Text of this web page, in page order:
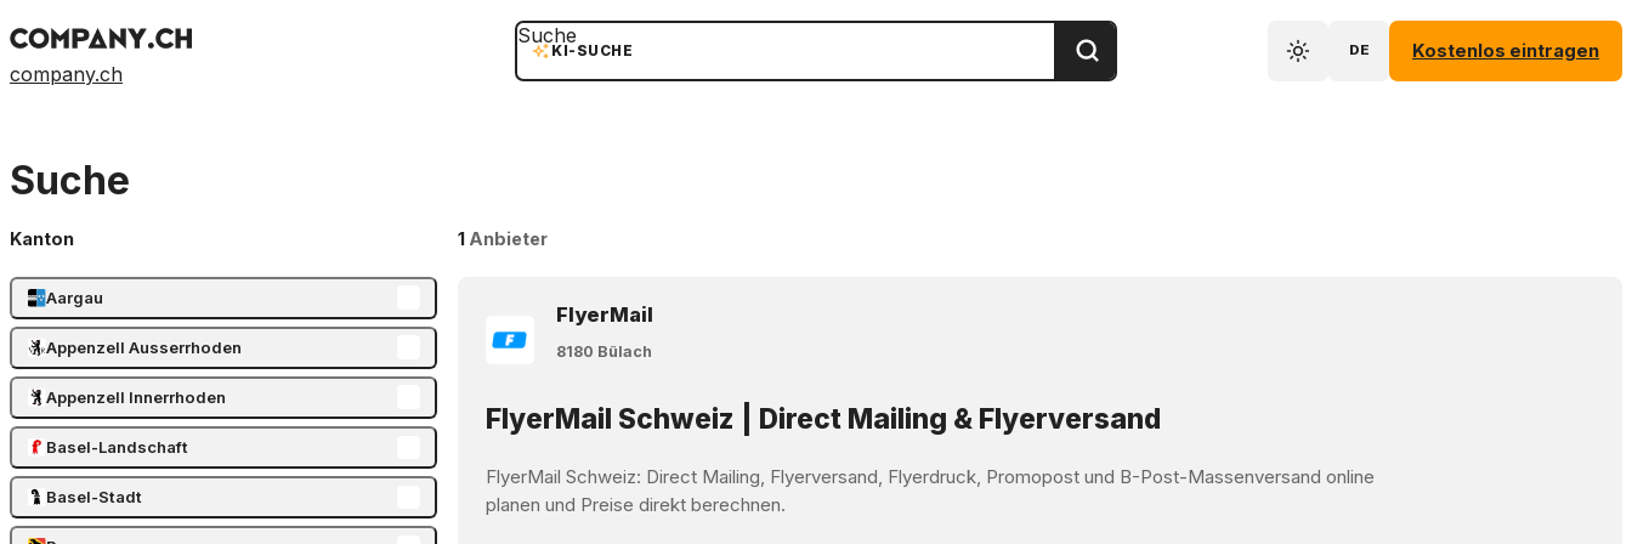
company.ch
KI-SUCHE
Suche
DE Kostenlos eintragen
Suche
Kanton
Aargau
Appenzell Ausserrhoden
Appenzell Innerrhoden
Basel-Landschaft
Basel-Stadt
1 Anbieter
FlyerMail
8180 Bülach
FlyerMail Schweiz | Direct Mailing & Flyerversand
FlyerMail Schweiz: Direct Mailing, Flyerversand, Flyerdruck, Promopost und B-Post-Massenversand online
planen und Preise direkt berechnen.